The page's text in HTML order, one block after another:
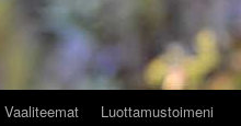
Vaaliteemat Luottamustoimeni